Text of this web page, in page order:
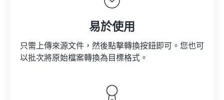
易於使用
只需上傳來源文件，然後點擊轉換按鈕即可。您也可
以批次將原始檔案轉換為目標格式。